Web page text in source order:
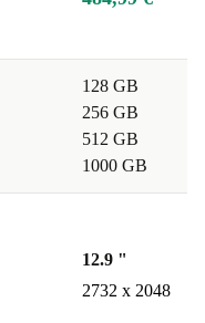
128 GB
256 GB
512 GB
1000 GB
12.9 "
2732 x 2048